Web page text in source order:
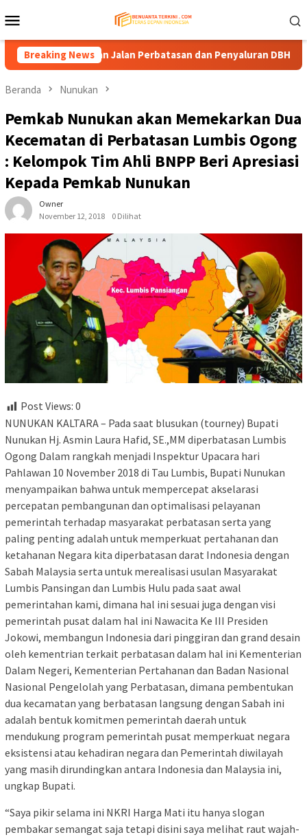
ke
Mobile
Breaking News
Jalan Perbatasan dan Penyaluran DBH Komisi
Beranda Nunukan
Pemkab Nunukan akan Memekarkan Dua
Kecematan di Perbatasan Lumbis Ogong
: Kelompok Tim Ahli BNPP Beri Apresiasi
Kepada Pemkab Nunukan
Owner
November 12, 2018
0 Dilihat
Post Views: 0
NUNUKAN KALTARA – Pada saat blusukan (tourney) Bupati
Nunukan Hj. Asmin Laura Hafid, SE.,MM diperbatasan Lumbis
Ogong Dalam rangkah menjadi Inspektur Upacara hari
Pahlawan 10 November 2018 di Tau Lumbis, Bupati Nunukan
menyampaikan bahwa untuk mempercepat akselarasi
percepatan pembangunan dan optimalisasi pelayanan
pemerintah terhadap masyarakat perbatasan serta yang
paling penting adalah untuk memperkuat pertahanan dan
ketahanan Negara kita diperbatasan darat Indonesia dengan
Sabah Malaysia serta untuk merealisasi usulan Masyarakat
Lumbis Pansingan dan Lumbis Hulu pada saat awal
pemerintahan kami, dimana hal ini sesuai juga dengan visi
pemerintah pusat dalam hal ini Nawacita Ke III Presiden
Jokowi, membangun Indonesia dari pinggiran dan grand desain
oleh kementrian terkait perbatasan dalam hal ini Kementerian
Dalam Negeri, Kementerian Pertahanan dan Badan Nasional
Nasional Pengelolah yang Perbatasan, dimana pembentukan
dua kecamatan yang berbatasan langsung dengan Sabah ini
adalah bentuk komitmen pemerintah daerah untuk
mendukung program pemerintah pusat memperkuat negara
eksistensi atau kehadiran negara dan Pemerintah diwilayah
yang masih dirundingkan antara Indonesia dan Malaysia ini,
ungkap Bupati.
“Saya pikir selama ini NKRI Harga Mati itu hanya slogan
pembakar semangat saja tetapi disini saya melihat raut wajah-